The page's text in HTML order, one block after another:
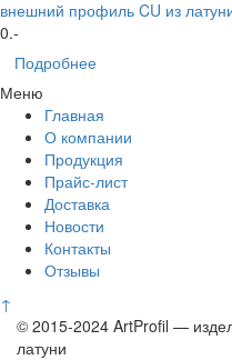
внешний профиль CU из
0.-
Подробнее
Меню
Главная
О компании
Продукция
Прайс-лист
Доставка
Новости
Контакты
Отзывы
↑
© 2015-2024 ArtProfil —
латуни